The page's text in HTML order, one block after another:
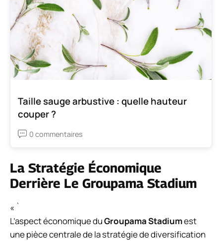
Taille sauge arbustive : quelle hauteur
couper ?
0 commentaires
La Stratégie Économique
Derrière Le Groupama Stadium
« `
L’aspect économique duGroupama Stadiumest
une pièce centrale de la stratégie de diversification